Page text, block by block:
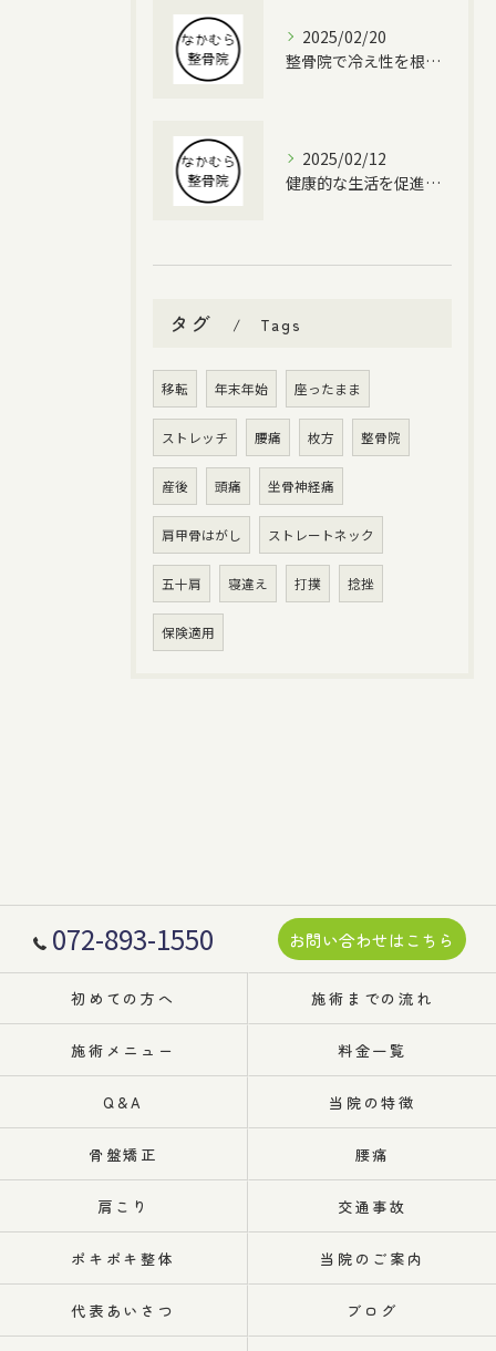
2025/02/20
整骨院で冷え性を根本改善する方法
2025/02/12
健康的な生活を促進する整体
タグ Tags
移転 年末年始 座ったまま
ストレッチ 腰痛 枚方 整骨院
産後 頭痛 坐骨神経痛
肩甲骨はがし ストレートネック
五十肩 寝違え 打撲 捻挫
保険適用
072-893-1550 お問い合わせはこちら
初めての方へ 施術までの流れ
施術メニュー 料金一覧
Q&A 当院の特徴
骨盤矯正 腰痛
肩こり 交通事故
ポキポキ整体 当院のご案内
代表あいさつ ブログ